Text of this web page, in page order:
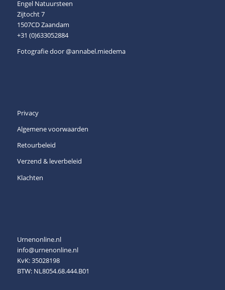
Engel Natuursteen
Zijtocht 7
1507CD Zaandam
+31 (0)633052884
Fotografie door@annabel.miedema
Privacy
Algemene voorwaarden
Retourbeleid
Verzend & leverbeleid
Klachten
Urnenonline.nl
info@urnenonline.nl
KvK: 35028198
BTW: NL8054.68.444.B01